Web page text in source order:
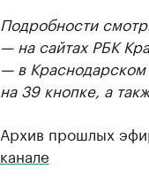
Подробности
— на сайтах РБК
— в Краснодарском
на 39 кнопке, а
Архив прошлых
канале